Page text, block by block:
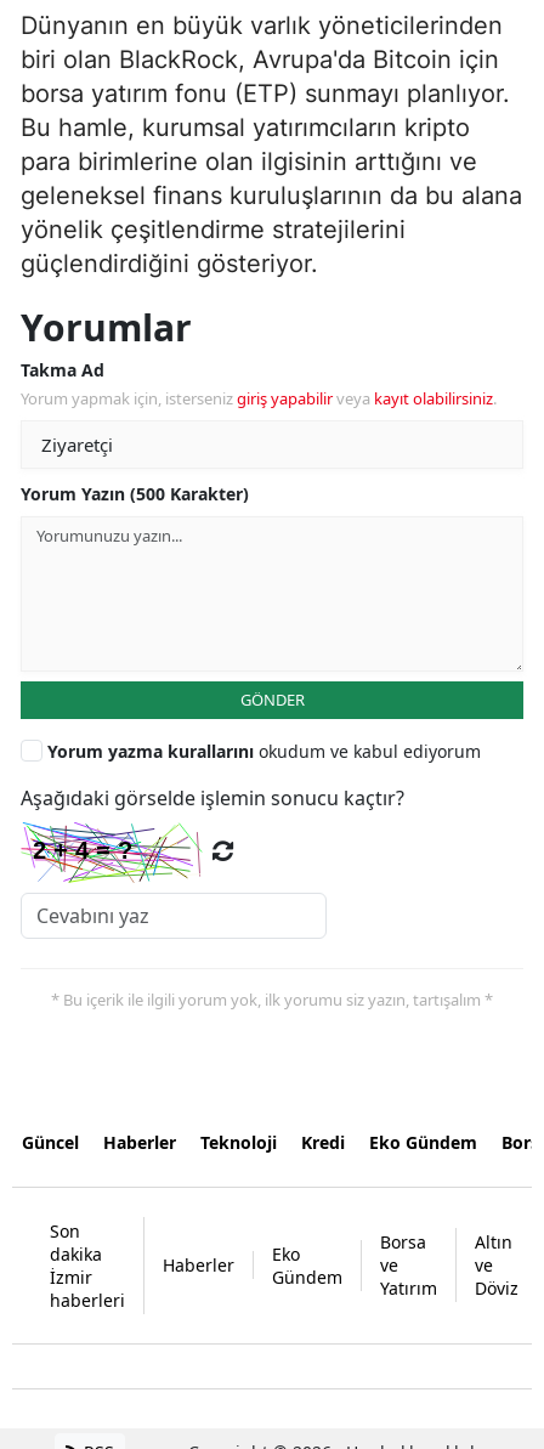
Dünyanın en büyük varlık yöneticilerinden
biri olan BlackRock, Avrupa'da Bitcoin için
borsa yatırım fonu (ETP) sunmayı planlıyor.
Bu hamle, kurumsal yatırımcıların kripto
para birimlerine olan ilgisinin arttığını ve
geleneksel finans kuruluşlarının da bu alana
yönelik çeşitlendirme stratejilerini
güçlendirdiğini gösteriyor.
Yorumlar
Takma Ad
Yorum yapmak için, istersenizgiriş yapabilirveya kayıt olabilirsiniz.
Yorum Yazın (500 Karakter)
GÖNDER
Yorum yazma kurallarını okudum ve kabul ediyorum
Aşağıdaki görselde işlemin sonucu kaçtır?
* Bu içerik ile ilgili yorum yok, ilk yorumu siz yazın, tartışalım *
Güncel Haberler Teknoloji Kredi Eko Gündem
Son
dakika
İzmir
haberleri
Haberler
Eko
Gündem
Borsa
ve
Yatırım
Altın
ve
Döviz